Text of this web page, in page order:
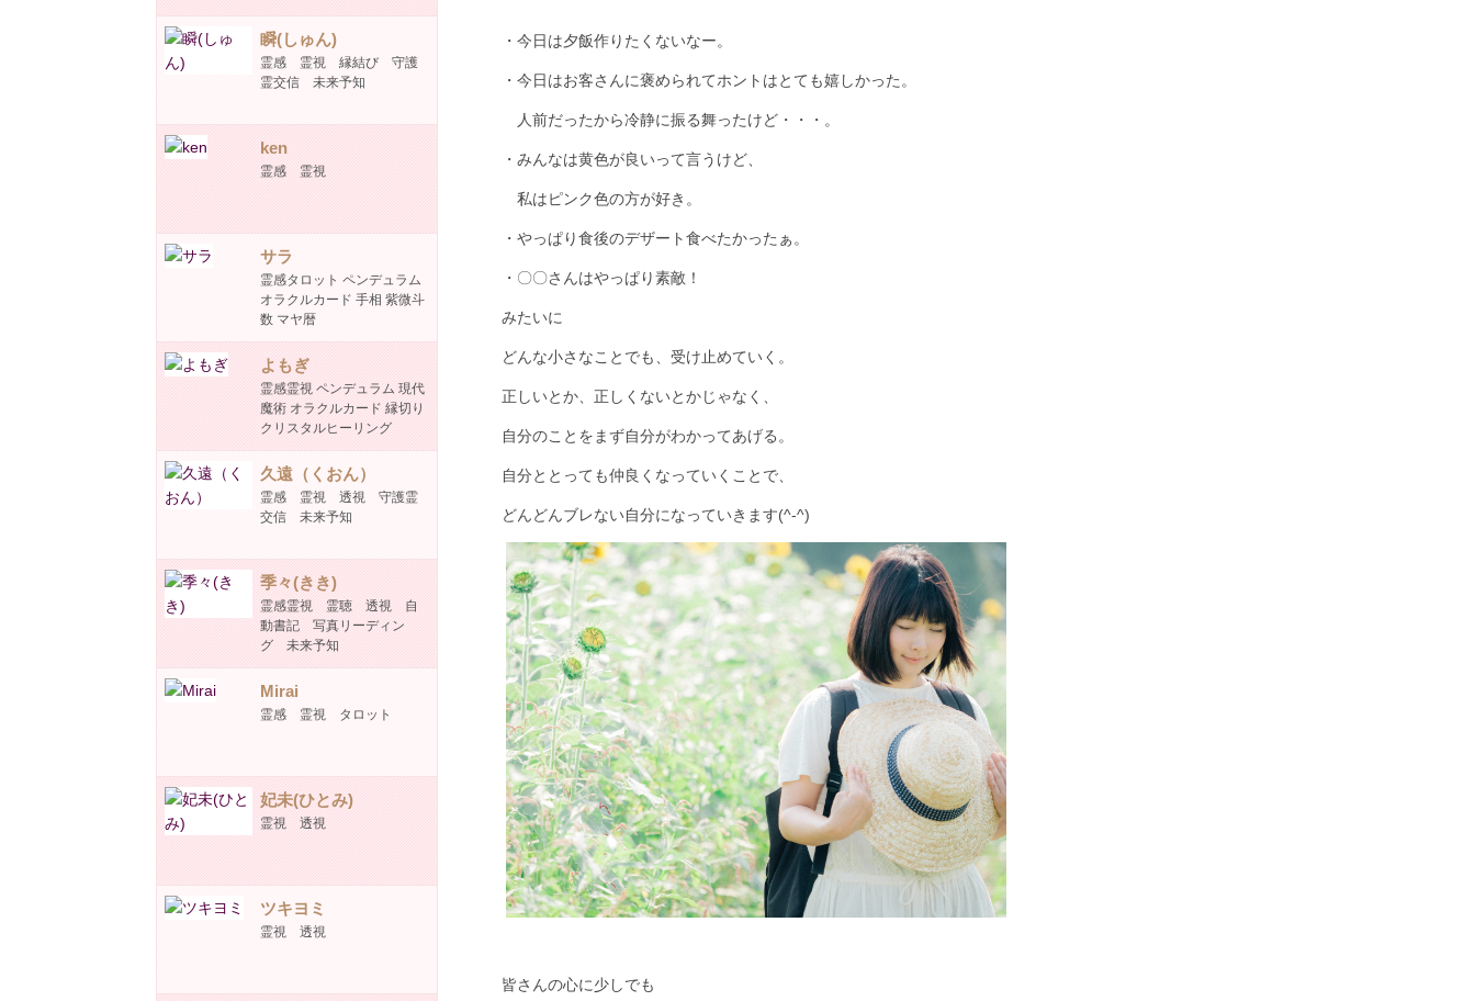
瞬(しゅん)
霊感 霊視 縁結び 守護
霊交信 未来予知
ken
霊感 霊視
サラ
霊感タロット ペンデュラム
オラクルカード 手相 紫微斗
数 マヤ暦
よもぎ
霊感霊視 ペンデュラム 現代
魔術 オラクルカード 縁切り
クリスタルヒーリング
久遠（くおん）
霊感 霊視 透視 守護霊
交信 未来予知
季々(きき)
霊感霊視 霊聴 透視 自
動書記 写真リーディン
グ 未来予知
Mirai
霊感 霊視 タロット
妃未(ひとみ)
霊視 透視
ツキヨミ
霊視 透視
・今日は夕飯作りたくないなー。
・今日はお客さんに褒められてホントはとても嬉しかった。
人前だったから冷静に振る舞ったけど・・・。
・みんなは黄色が良いって言うけど、
私はピンク色の方が好き。
・やっぱり食後のデザート食べたかったぁ。
・〇〇さんはやっぱり素敵！
みたいに
どんな小さなことでも、受け止めていく。
正しいとか、正しくないとかじゃなく、
自分のことをまず自分がわかってあげる。
自分ととっても仲良くなっていくことで、
どんどんブレない自分になっていきます(^-^)
皆さんの心に少しでも